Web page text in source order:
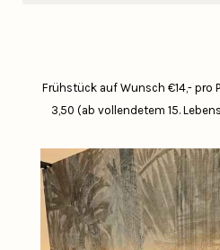
Frühstück auf Wunsch €14,- pro
3,50 (ab vollendetem 15.